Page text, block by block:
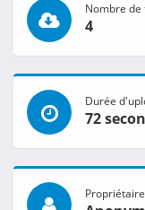
Nombre
4
Durée
72
Propriétaire